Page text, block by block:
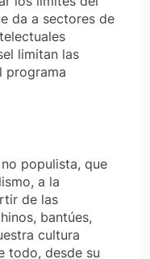
da a sectores de
limitan las
programa
populista, que
a la
de las
bantúes,
cultura
todo, desde su